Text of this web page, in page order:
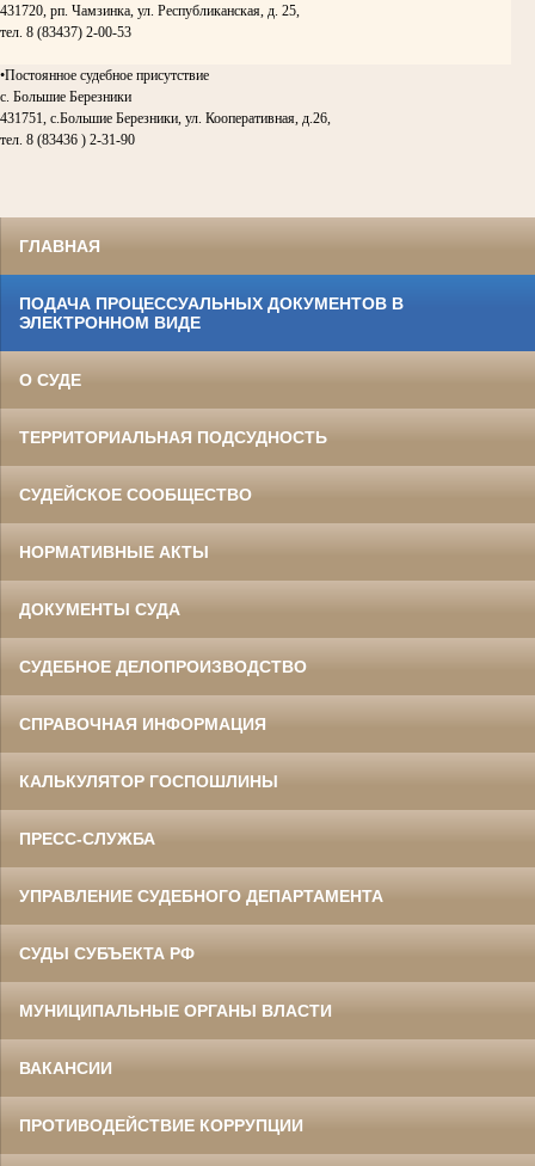
431720, рп. Чамзинка, ул. Республиканская, д. 25,
тел. 8 (83437) 2-00-53
•Постоянное судебное присутствие
с. Большие Березники
431751, с.Большие Березники, ул. Кооперативная, д.26,
тел. 8 (83436 ) 2-31-90
ГЛАВНАЯ
ПОДАЧА ПРОЦЕССУАЛЬНЫХ ДОКУМЕНТОВ В
ЭЛЕКТРОННОМ ВИДЕ
О СУДЕ
ТЕРРИТОРИАЛЬНАЯ ПОДСУДНОСТЬ
СУДЕЙСКОЕ СООБЩЕСТВО
НОРМАТИВНЫЕ АКТЫ
ДОКУМЕНТЫ СУДА
СУДЕБНОЕ ДЕЛОПРОИЗВОДСТВО
СПРАВОЧНАЯ ИНФОРМАЦИЯ
КАЛЬКУЛЯТОР ГОСПОШЛИНЫ
ПРЕСС-СЛУЖБА
УПРАВЛЕНИЕ СУДЕБНОГО ДЕПАРТАМЕНТА
СУДЫ СУБЪЕКТА РФ
МУНИЦИПАЛЬНЫЕ ОРГАНЫ ВЛАСТИ
ВАКАНСИИ
ПРОТИВОДЕЙСТВИЕ КОРРУПЦИИ